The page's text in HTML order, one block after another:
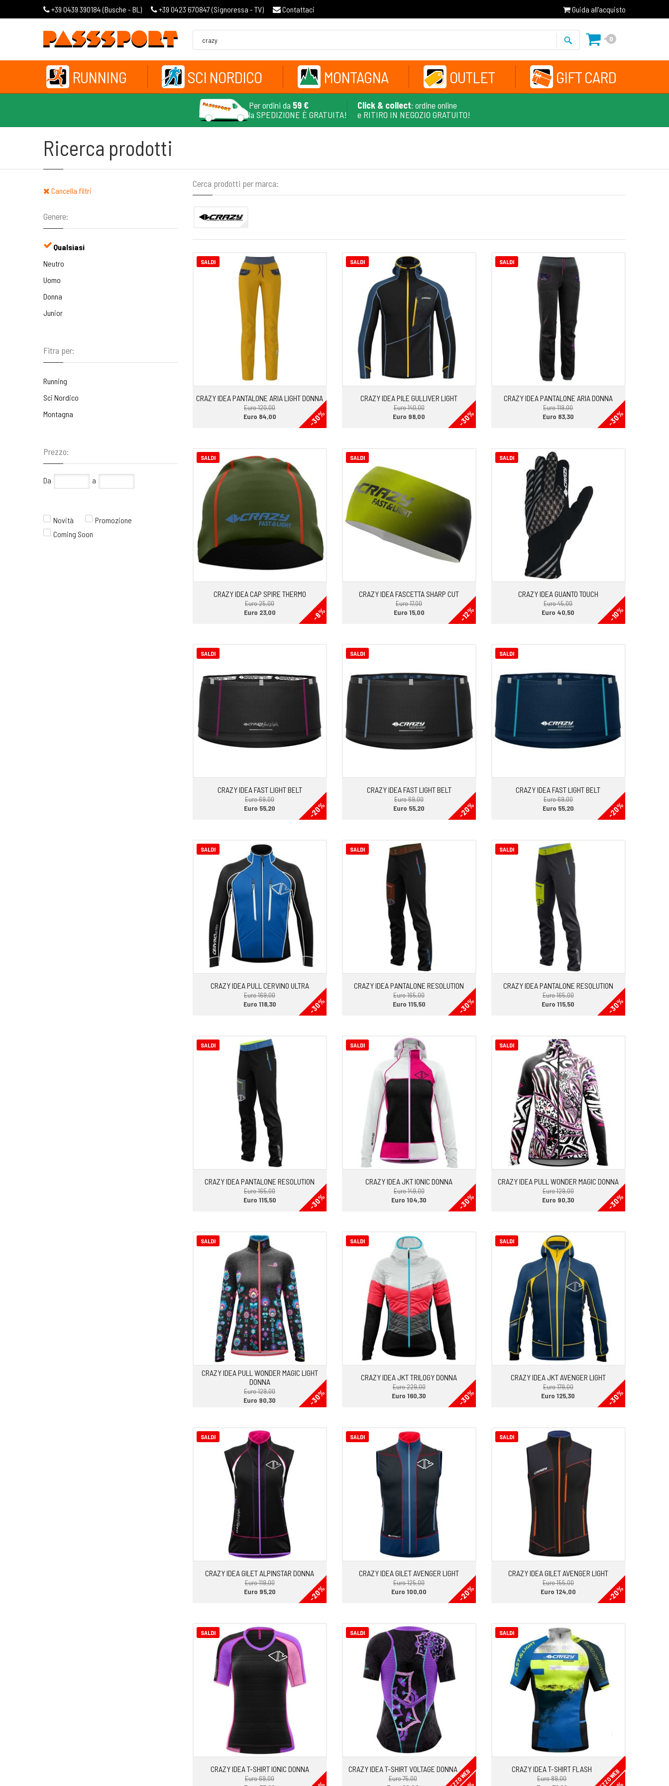
+39 0439 390184 (Busche - BL ) +39 0423 670847 (Signoressa - TV) Contattaci Guida all'acquisto
0
RUNNING SCI NORDICO MONTAGNA OUTLET GIFT CARD
Per ordini da 59 €
la SPEDIZIONE È GRATUITA!
Click & collect: ordine online
e RITIRO IN NEGOZIO GRATUITO!
Ricerca prodotti
Cancella filtri
Genere:
Qualsiasi
Neutro
Uomo
Donna
Junior
Fitra per:
Running
Sci Nordico
Montagna
Prezzo:
Da a
Novità
Promozione
Coming Soon
Cerca prodotti per marca:
SALDI
CRAZY IDEA PANTALONE ARIA LIGHT DONNA
Euro 120,00
-30%
Euro 84,00
SALDI
CRAZY IDEA PILE GULLIVER LIGHT
Euro 140,00
-30%
Euro 98,00
SALDI
CRAZY IDEA PANTALONE ARIA DONNA
Euro 119,00
-30%
Euro 83,30
SALDI
CRAZY IDEA CAP SPIRE THERMO
Euro 25,00
-8%
Euro 23,00
SALDI
CRAZY IDEA FASCETTA SHARP CUT
Euro 17,00
-12%
Euro 15,00
SALDI
CRAZY IDEA GUANTO TOUCH
Euro 45,00
-10%
Euro 40,50
SALDI
CRAZY IDEA FAST LIGHT BELT
Euro 69,00
-20%
Euro 55,20
SALDI
CRAZY IDEA FAST LIGHT BELT
Euro 69,00
-20%
Euro 55,20
SALDI
CRAZY IDEA FAST LIGHT BELT
Euro 69,00
-20%
Euro 55,20
SALDI
CRAZY IDEA PULL CERVINO ULTRA
Euro 169,00
-30%
Euro 118,30
SALDI
CRAZY IDEA PANTALONE RESOLUTION
Euro 165,00
-30%
Euro 115,50
SALDI
CRAZY IDEA PANTALONE RESOLUTION
Euro 165,00
-30%
Euro 115,50
SALDI
CRAZY IDEA PANTALONE RESOLUTION
Euro 165,00
-30%
Euro 115,50
SALDI
CRAZY IDEA JKT IONIC DONNA
Euro 149,00
-30%
Euro 104,30
SALDI
CRAZY IDEA PULL WONDER MAGIC DONNA
Euro 129,00
-30%
Euro 90,30
SALDI
CRAZY IDEA PULL WONDER MAGIC LIGHT
DONNA
Euro 129,00 -30%
Euro 90,30
SALDI
CRAZY IDEA JKT TRILOGY DONNA
Euro 229,00
-30%
Euro 160,30
SALDI
CRAZY IDEA JKT AVENGER LIGHT
Euro 179,00
-30%
Euro 125,30
SALDI
CRAZY IDEA GILET ALPINSTAR DONNA
Euro 119,00
-20%
Euro 95,20
SALDI
CRAZY IDEA GILET AVENGER LIGHT
Euro 125,00
-20%
Euro 100,00
SALDI
CRAZY IDEA GILET AVENGER LIGHT
Euro 155,00
-20%
Euro 124,00
SALDI
CRAZY IDEA T-SHIRT IONIC DONNA
Euro 69,00
SALDI
CRAZY IDEA T-SHIRT VOLTAGE DONNA
Euro 75,00
SALDI
CRAZY IDEA T-SHIRT FLASH
Euro 89,00